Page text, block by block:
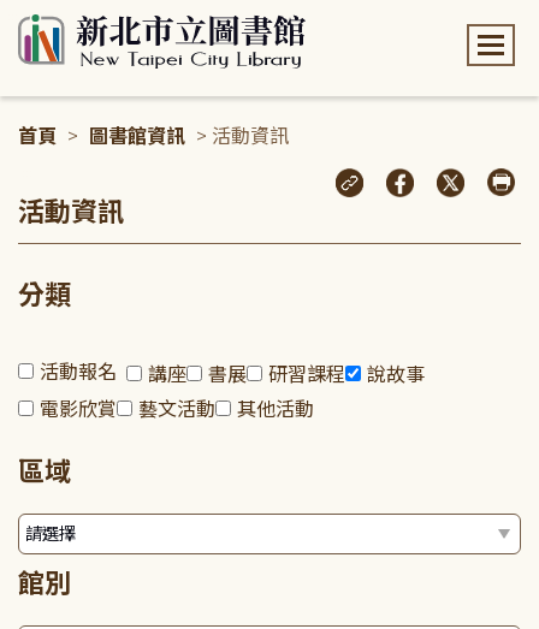
首頁 > 圖書館資訊 > 活動資訊
活動資訊
分類
活動報名 講座 書展 研習課程
說故事
電影欣賞
藝文活動 其他活動
區域
館別